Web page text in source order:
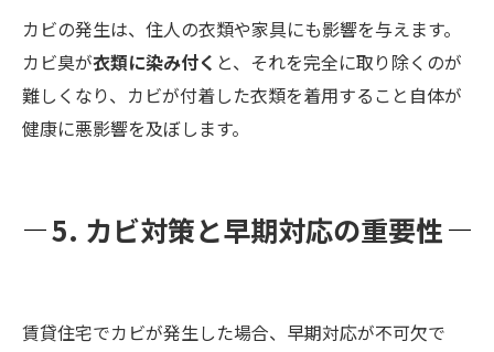
カビの発生は、住人の衣類や家具にも影響を与えます。
カビ臭が衣類に染み付く と、それを完全に取り除くのが
難しくなり、カビが付着した衣類を着用すること自体が
健康に悪影響を及ぼします。
5. カビ対策と早期対応の重要性
賃貸住宅でカビが発生した場合、早期対応が不可欠で